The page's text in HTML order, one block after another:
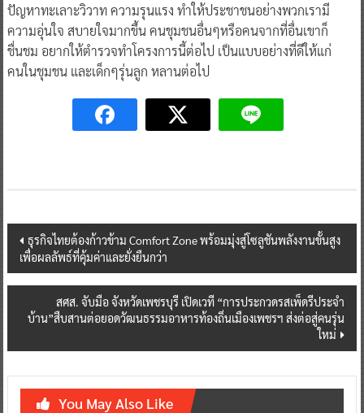
ปัญหาทะเลาะวิวาท ความรุนแรง ทำให้ประชาชนอย่างพวกเรามี
ความอุ่นใจ สบายใจมากขึ้น คนชุมชนอื่นๆหรือคนจากที่อื่นเขาก็
ชื่นชม อยากให้ตำรวจทำโครงการนี้ต่อไป เป็นแบบอย่างที่ดีให้แก่
คนในชุมชน และเด็กๆรุ่นลูก หลานต่อไป
Post
navigation
ธุรกิจไทยต้องก้าวข้าม Comfort Zone พร้อมมุ่งสู่โซลูชันพลังงานขั้นสูง
เพื่อผลลัพธ์ที่คุ้มค่าและยั่งยืนกว่า
สศส. จับมือ จังหวัดเพชรบุรี เปิดเวที “การประกวดรสเพ็ดรีประจำ
บ้าน”สืบสานต่อยอดวัฒนธรรมอาหารท้องถิ่นเมืองเพชรฯ ส่งต่อสู่คนรุ่น
ใหม่
You May Also Like